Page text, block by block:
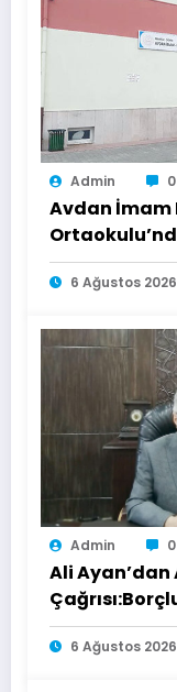
Admin 0
Avdan İmam
Başarı
6 Ağustos 2026
Admin 0
Ali Ayan’dan
Ulaşamıyor
6 Ağustos 2026